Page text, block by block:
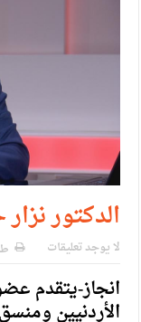
الدكتور
لا يوجد تعليقات
انجاز-يتقدم
الأردنيين